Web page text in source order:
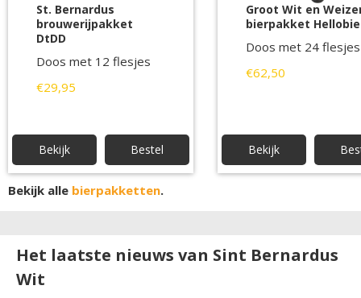
St. Bernardus
brouwerijpakket
DtDD
Doos met 12 flesjes
€29,95
Bekijk Bestel
Groot Wit en
bierpakket
Doos met 24 flesjes
€62,50
Bekijk
Bekijk alle bierpakketten.
Het laatste nieuws van Sint Bernardus
Wit